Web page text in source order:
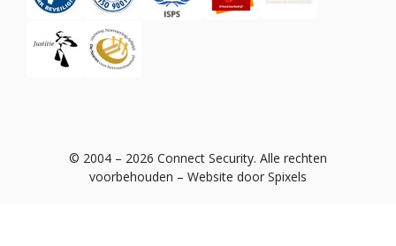
© 2004 – 2026 Connect Security. Alle rechten
voorbehouden – Website door Spixels